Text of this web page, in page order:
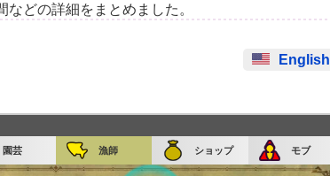
どの詳細をまとめました。
English
園芸 漁師 ショップ モブ